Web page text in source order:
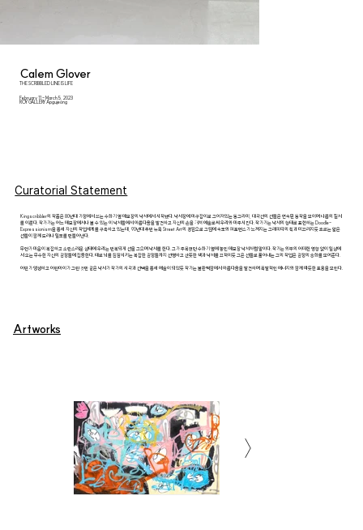
Calem Glover
THE SCRIBBLED LINE IS LIFE
February 11 - March 5, 2023
ROY GALLERY Apgujeong
Curatorial Statement
Kingscribbler의 작품은 80년대 가정에서 쓰는 수화기 옆 메모장의 낙서에서 시작됐다. 낙서장에 마구잡이로 그어져있는 동그라미, 대각선의 선들은 연속된 동작을 보이며 나름의 질서
를 이룬다. 작가가는 어느 메모장에서나 볼 수 있는 이 낙서들에서 아름다움을 발견하고 자신의 손을 거쳐 예술로써 우리와 마주시킨다. 작가가는 낙서의 형태로 표현하는 Doodle-
Expressionism을 통해 자신의 작업세계를 구축하고 있는데, 90년대 후반 뉴욕 Street Art의 경험으로 그림에 속도와 퍼포먼스가 느껴지는 그래피티의 획과 미끄러지듯 흐르는 얇은
선들이 함께 드러나 밀도를 만들어낸다.
무언가 마음이 복잡하고 소란스러운 상태에 우리는 반복되게 선을 그으며 낙서를 한다. 그가 주목했던 수화기 옆에 놓인 메모장 낙서처럼 말이다. 작가는 외부의 어떠한 영향 없이 일상에
서 오는 무수한 자신의 감정들에 집중한다. 때로 뇌를 침잠시키는 복잡한 감정들까지 선명하고 산뜻한 색과 낙서를 끄적이듯 그은 선들로 풀어내는 그의 작업은 감정의 승화를 보여준다.
어딘가 엉성하고 어린아이가 그린 것만 같은 낙서가 작가의 시각과 선택을 통해 예술이 되었듯 작가는 불완벽함에서 아름다움을 발견하며 폭발적인 에너지와 함께 따듯한 포용을 보인다.
Artworks